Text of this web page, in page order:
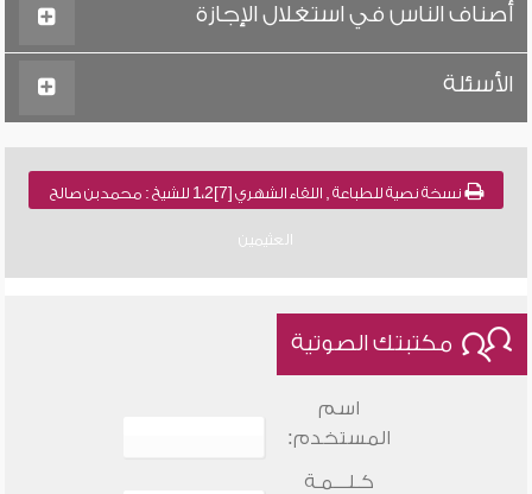
أصناف الناس في استغلال الإجازة
الأسئلة
نسخة نصية للطباعة , اللقاء الشهري [7]1،2 للشيخ : محمد بن صالح
العثيمين
مكتبتك الصوتية
اسم
المستخدم:
كـلـــمـة